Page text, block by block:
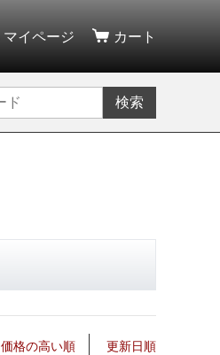
マイページ カート
検索
価格の高い順 更新日順